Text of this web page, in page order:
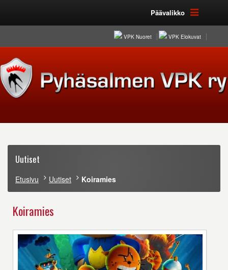
Päävalikko
VPK Nuoret VPK Elokuvat
Uutiset
Etusivu Uutiset Koiramies
Koiramies